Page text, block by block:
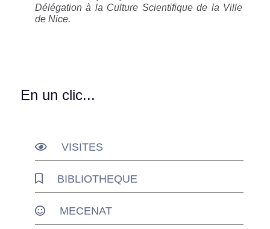
Délégation à la Culture Scientifique de la Ville
de Nice.
En un clic...
VISITES
BIBLIOTHEQUE
MECENAT